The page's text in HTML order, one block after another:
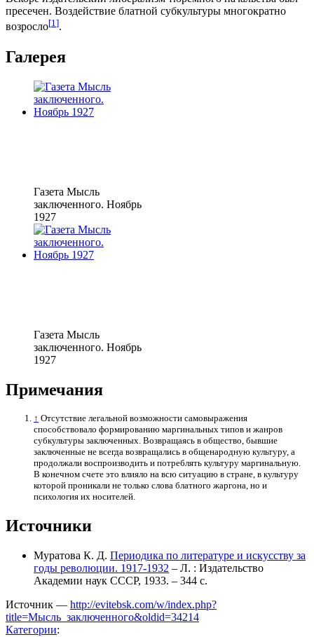
пресечен. Воздействие блатной субкультуры многократно
возросло[1].
Галерея
Газета Мысль
заключенного. Ноябрь
1927
Газета Мысль
заключенного. Ноябрь
1927
Примечания
↑ Отсутствие легальной возможности самовыражения
способствовало формированию маргинальных типов и жанров
субкультуры заключенных. Возвращаясь в общество, бывшие
заключенные не всегда возвращались в общенародную культуру, а
продолжали воспроизводить и потреблять культуру маргинальную.
В конечном счете это влияло на всю ситуацию в стране, в культуру
которой проникали не только слова блатного жаргона, но и
психология их носителей.
Источники
Муратова К. Д. Периодика по литературе и искусству за
годы революции. 1917-1932 – Л. : Издательство
Академии наук СССР, 1933. – 344 с.
Источник — http://evitebsk.com/w/index.php?
title=Мысль_заключенного&oldid=34214
Категории: